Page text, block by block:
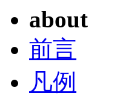
about
前言
凡例